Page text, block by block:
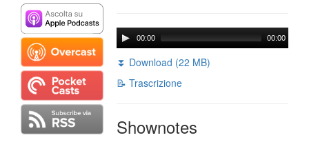
00:00 00:00
⏬ Download (22 MB)
📝 Trascrizione
Shownotes